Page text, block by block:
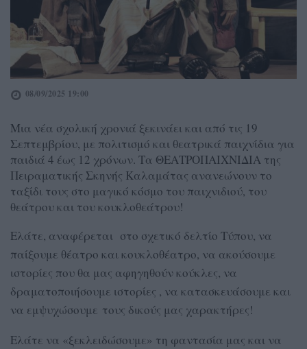
08/09/2025 19:00
Μια νέα σχολική χρονιά ξεκινάει και από τις 19
Σεπτεμβρίου, με πολιτισμό και θεατρικά παιχνίδια για
παιδιά 4 έως 12 χρόνων. Τα ΘΕΑΤΡΟΠΑΙΧΝΙΔΙΑ της
Πειραματικής Σκηνής Καλαμάτας ανανεώνουν το
ταξίδι τους στο μαγικό κόσμο του παιχνιδιού, του
θεάτρου και του κουκλοθεάτρου!
Ελάτε, αναφέρεται στο σχετικό δελτίο Τύπου, να
παίξουμε θέατρο και κουκλοθέατρο, να ακούσουμε
ιστορίες που θα μας αφηγηθούν κούκλες, να
δραματοποιήσουμε ιστορίες , να κατασκευάσουμε και
να εμψυχώσουμε τους δικούς μας χαρακτήρες!
Ελάτε να «ξεκλειδώσουμε» τη φαντασία μας και να